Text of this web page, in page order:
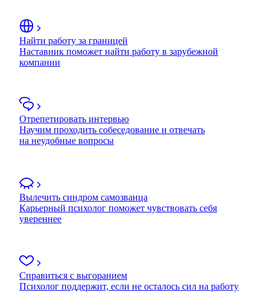
Найти работу за границей
Наставник поможет найти работу в зарубежной
компании
Отрепетировать интервью
Научим проходить собеседование и отвечать
на неудобные вопросы
Вылечить синдром самозванца
Карьерный психолог поможет чувствовать себя
увереннее
Справиться с выгоранием
Психолог поддержит, если не осталось сил на работу